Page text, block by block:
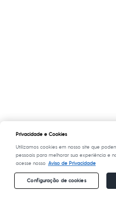
Privacidade e Cookies
Utilizamos cookies em nosso site que
pessoais para melhorar sua experiência e
acesse nosso Aviso de Privacidade
Configuração de cookies